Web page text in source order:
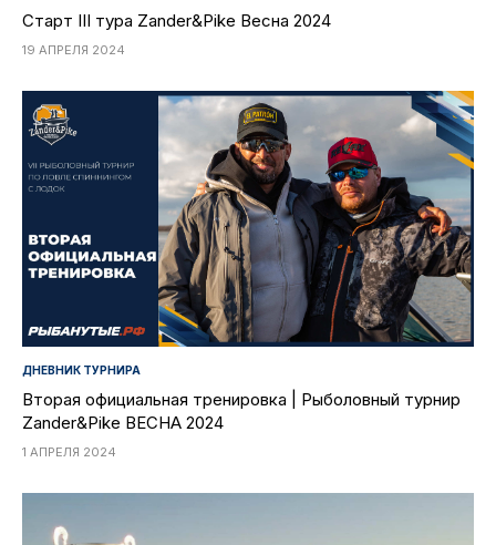
Старт III тура Zander&Pike Весна 2024
19 АПРЕЛЯ 2024
ДНЕВНИК ТУРНИРА
Вторая официальная тренировка | Рыболовный турнир
Zander&Pike ВЕСНА 2024
1 АПРЕЛЯ 2024